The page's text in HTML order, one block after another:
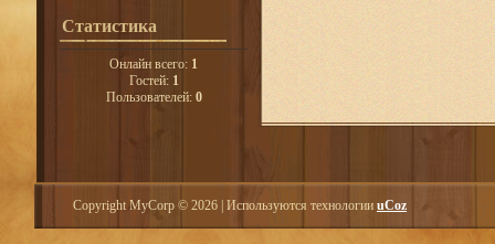
Статистика
Онлайн всего: 1
Гостей: 1
Пользователей: 0
Copyright MyCorp © 2026 | Используются технологии uCoz